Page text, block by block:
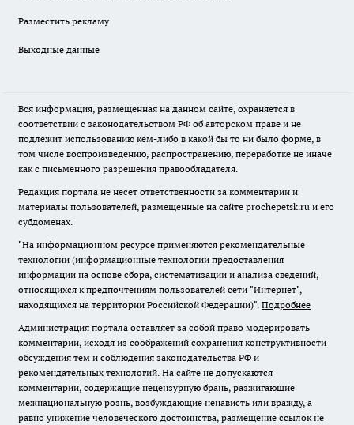
Разместить рекламу
Выходные данные
Вся информация, размещенная на данном сайте, охраняется в
соответствии с законодательством РФ об авторском праве и не
подлежит использованию кем-либо в какой бы то ни было форме, в
том числе воспроизведению, распространению, переработке не иначе
как с письменного разрешения правообладателя.
Редакция портала не несет ответственности за комментарии и
материалы пользователей, размещенные на сайте prochepetsk.ru и его
субдоменах.
"На информационном ресурсе применяются рекомендательные
технологии (информационные технологии предоставления
информации на основе сбора, систематизации и анализа сведений,
относящихся к предпочтениям пользователей сети "Интернет",
находящихся на территории Российской Федерации)". Подробнее
Администрация портала оставляет за собой право модерировать
комментарии, исходя из соображений сохранения конструктивности
обсуждения тем и соблюдения законодательства РФ и
рекомендательных технологий. На сайте не допускаются
комментарии, содержащие нецензурную брань, разжигающие
межнациональную рознь, возбуждающие ненависть или вражду, а
равно унижение человеческого достоинства, размещение ссылок не